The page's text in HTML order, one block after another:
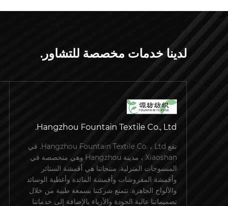
لدينا خدمات مخصصة للتشاور.
Hangzhou Fountain Textile Co., Ltd.
تقع Hangzhou Fountain Textile Co. ، Ltd. في
Xiaoshan ، مدينة Hangzhou وهي متخصصة في
المنسوجات المنزلية. منتجاتنا هي أقمشة الستائر
وأقمشة المفروشات وأقمشة المائدة وأغطية الوسائد
والألواح الجاهزة. تتمتع شركتنا بسمعة طيبة من خلال
تصميماتنا عالية الجودة والأزياء بالإضافة إلى خدماتنا